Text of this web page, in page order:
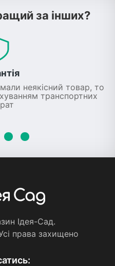
за інших?
неякісний товар, то
транспортних
Iдея-Сад.
права захищено